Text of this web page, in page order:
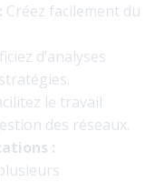
Créez facilement du
d’analyses
le travail
des réseaux.
: